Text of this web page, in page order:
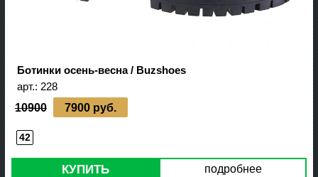
Ботинки осень-весна / Buzshoes
арт.: 228
10900 7900 руб.
42
подробнее
КУПИТЬ